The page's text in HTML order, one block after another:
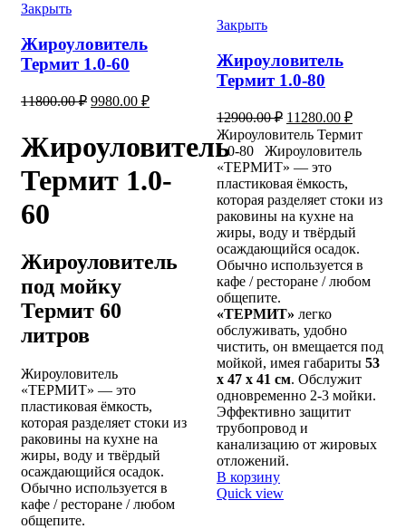
Закрыть
Жироуловитель
Термит 1.0-60
11800.00₽ Первоначальная
11800.00 ₽.
9980.00 ₽Текущая
Жироуловитель
Термит 1.0-
60
Жироуловитель
под мойку
Термит 60
литров
Жироуловитель
«ТЕРМИТ» — это
пластиковая ёмкость,
которая разделяет стоки из
раковины на кухне на
жиры, воду и твёрдый
осаждающийся осадок.
Обычно используется в
кафе / ресторане / любом
общепите.
Закрыть
Жироуловитель
Термит 1.0-80
12900.00₽ Первоначальная
цена
составляла
12900.00 ₽.
11280.00 ₽Текущая
цена:
Жироуловитель Термит
1.0-80 Жироуловитель
«ТЕРМИТ» — это
пластиковая ёмкость,
которая разделяет стоки из
раковины на кухне на
жиры, воду и твёрдый
осаждающийся осадок.
Обычно используется в
кафе / ресторане / любом
общепите.
«ТЕРМИТ» легко
обслуживать, удобно
чистить, он вмещается под
мойкой, имея габариты 53
х 47 х 41 см. Обслужит
одновременно 2-3 мойки.
Эффективно защитит
трубопровод и
канализацию от жировых
отложений.
В корзину
Quick view